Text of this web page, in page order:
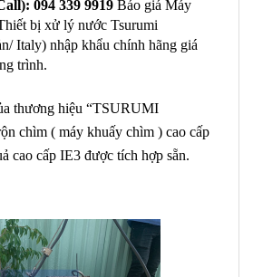
094 339 9919 Báo giá Máy
bị xử lý nước Tsurumi
Italy) nhập khẩu chính hãng giá
trình.
thương hiệu “TSURUMI
chìm ( máy khuấy chìm ) cao cấp
cao cấp IE3 được tích hợp sẵn.